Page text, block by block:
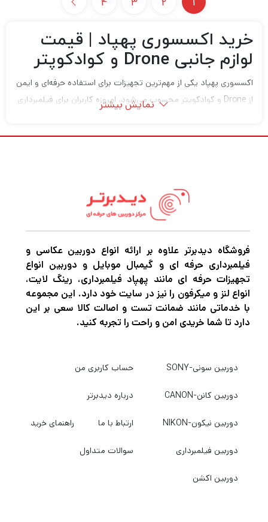
1
2
3
4
خرید اکسسوری پهپاد | قیمت
لوازم جانبی Drone و کوادکوپتر
اکسسوری پهپاد یکی از مهم‌ترین تجهیزات برای استفاده حرفه‌ای و ایمن
از Drone و کوادکوپتر محسوب می‌شود. امروزه کاربران برای فیلمبرداری
پهپادها استفاده می‌کنند و داشتن لوازم جانبی مناسب می‌تواند
فیلمبرداری هوایی
سفر
طبیعت‌گردی
FPV
مسابقات درون
پروژه‌های صنعتی
تصویربرداری حرفه‌ای
اگر قصد خرید اکسسوری پهپاد حرفه‌ای را دارید، در دیدبرتر شاپ
ضمانت اصالت و تنوع بالا مشاهده و خریداری کنید.
نمایش بیشتر
فروشگاه دیدبرتر علاوه بر ارائه انواع دوربین عکاسی و
فیلمبرداری حرفه ای و گیمبال موبایل و دوربین انواع
تجهیزات حرفه ای مانند پهپاد فیلمبرداری، رینگ لایت،
انواع لنز و میکرفون را نیز در سایت خود دارد. این مجموعه
با خدماتی مانند ضمانت تست و اصالت کالا سعی بر این
دارد تا شما خریدی امن و راحت را تجربه کنید.
دوربین سونی-SONY
دوربین کانن-CANON
دوربین نیکون-NIKON
دوربین فیلمبرداری
دوربین اکشن
حساب کاربری من
درباره دیدبرتر
ارتباط با ما راهنمای خرید
سوالات متداول